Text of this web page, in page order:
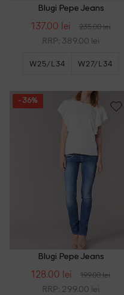
Blugi Pepe Jeans
137.00 lei 235.00 lei
RRP: 389.00 lei
W25/L34 W27/L34
- 36%
Blugi Pepe Jeans
128.00 lei 199.00 lei
RRP: 299.00 lei